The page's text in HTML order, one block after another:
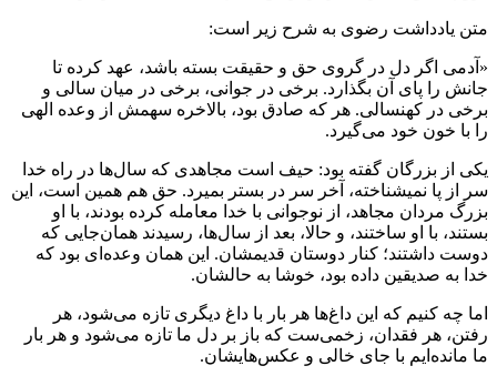
متن یادداشت رضوی به شرح زیر است:
«آدمی اگر دل در گروی حق و حقیقت بسته باشد، عهد کرده تا
جانش را پای آن بگذارد. برخی در جوانی، برخی در میان سالی و
برخی در کهنسالی. هر که صادق بود، بالاخره سهمش از وعده الهی
را با خون خود می‌گیرد.
یکی از بزرگان گفته بود: حیف است مجاهدی که سال‌ها در راه خدا
سر از پا نمیشناخته، آخر سر در بستر بمیرد. حق هم همین است، این
بزرگ مردان مجاهد، از نوجوانی با خدا معامله کرده بودند، با او
بستند، با او ساختند، و حالا، بعد از سال‌ها، رسیدند همان‌جایی که
دوست داشتند؛ کنار دوستان قدیمشان. این همان وعده‌ای بود که
خدا به صدیقین داده بود، خوشا به حالشان.
اما چه کنیم که این داغ‌ها هر بار با داغ دیگری تازه می‌شود، هر
رفتن، هر فقدان، زخمی‌ست که باز بر دل ما تازه می‌شود و هر بار
ما مانده‌ایم با جای خالی‌ و عکس‌هایشان.